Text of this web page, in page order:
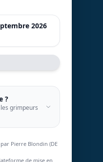
2026
?
grimpeurs
Pierre Blondin (DE
de mise en